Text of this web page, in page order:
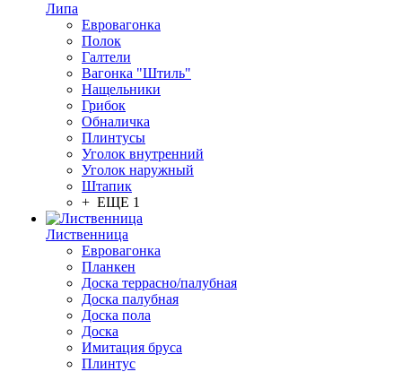
Липа
Евровагонка
Полок
Галтели
Вагонка "Штиль"
Нащельники
Грибок
Обналичка
Плинтусы
Уголок внутренний
Уголок наружный
Штапик
+ ЕЩЕ 1
Лиственница
Евровагонка
Планкен
Доска террасно/палубная
Доска палубная
Доска пола
Доска
Имитация бруса
Плинтус